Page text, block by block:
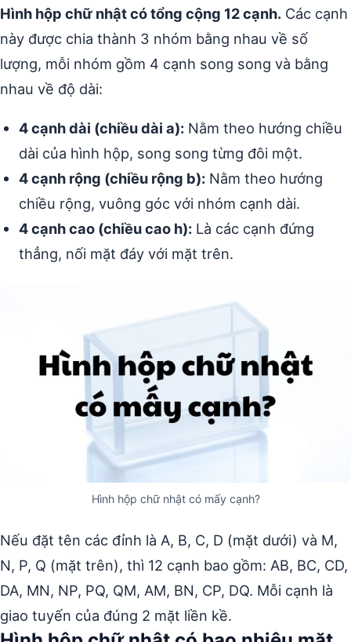
Hình hộp chữ nhật có tổng cộng 12 cạnh. Các cạnh
này được chia thành 3 nhóm bằng nhau về số
lượng, mỗi nhóm gồm 4 cạnh song song và bằng
nhau về độ dài:
4 cạnh dài (chiều dài a): Nằm theo hướng chiều
dài của hình hộp, song song từng đôi một.
4 cạnh rộng (chiều rộng b): Nằm theo hướng
chiều rộng, vuông góc với nhóm cạnh dài.
4 cạnh cao (chiều cao h): Là các cạnh đứng
thẳng, nối mặt đáy với mặt trên.
Hình hộp chữ nhật có mấy cạnh?
Nếu đặt tên các đỉnh là A, B, C, D (mặt dưới) và M,
N, P, Q (mặt trên), thì 12 cạnh bao gồm: AB, BC, CD,
DA, MN, NP, PQ, QM, AM, BN, CP, DQ. Mỗi cạnh là
giao tuyến của đúng 2 mặt liền kề.